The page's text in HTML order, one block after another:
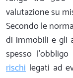
valutazione su
Secondo le
di immobili e gli
spesso
rischi legati ad